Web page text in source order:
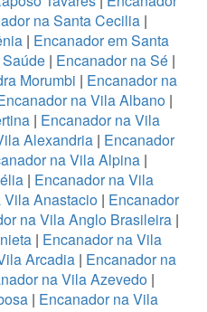
na Santa Cecilia|
| Encanador em Santa
| Encanador na Sé|
Morumbi | Encanador na
na Vila Albano|
| Encanador na Vila
Alexandria| Encanador
na Vila Alpina |
| Encanador na Vila
Vila Anastacio | Encanador
na Vila Anglo Brasileira|
| Encanador na Vila
Arcadia | Encanador na
na Vila Azevedo |
| Encanador na Vila